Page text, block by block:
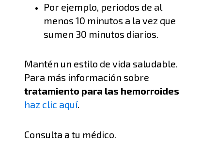
Por ejemplo, periodos de al
menos 10 minutos a la vez que
sumen 30 minutos diarios.
Mantén un estilo de vida saludable.
Para más información sobre
tratamiento para las hemorroides
haz clic aquí.
Consulta a tu médico.